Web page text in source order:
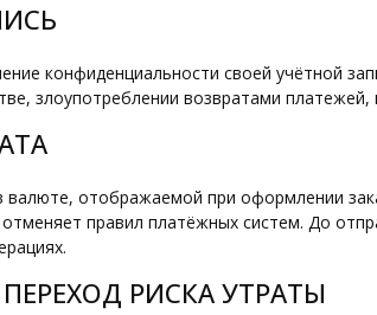
конфиденциальности своей учётной
злоупотреблении возвратами
валюте, отображаемой при оформлении
правил платёжных систем. До
РИСКА УТРАТЫ